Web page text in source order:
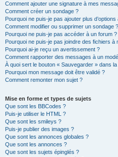
Comment ajouter une signature à mes
Comment créer un sondage ?
Pourquoi ne puis-je pas ajouter plus
Comment modifier ou supprimer un sondage ?
Pourquoi ne puis-je pas accéder à un forum ?
Pourquoi ne puis-je pas joindre des fichiers à
Pourquoi ai-je reçu un avertissement ?
Comment rapporter des messages à un
À quoi sert le bouton « Sauvegarder » dans
Pourquoi mon message doit être validé ?
Comment remonter mon sujet ?
Mise en forme et types de sujets
Que sont les BBCodes ?
Puis-je utiliser le HTML ?
Que sont les smileys ?
Puis-je publier des images ?
Que sont les annonces globales ?
Que sont les annonces ?
Que sont les sujets épinglés ?